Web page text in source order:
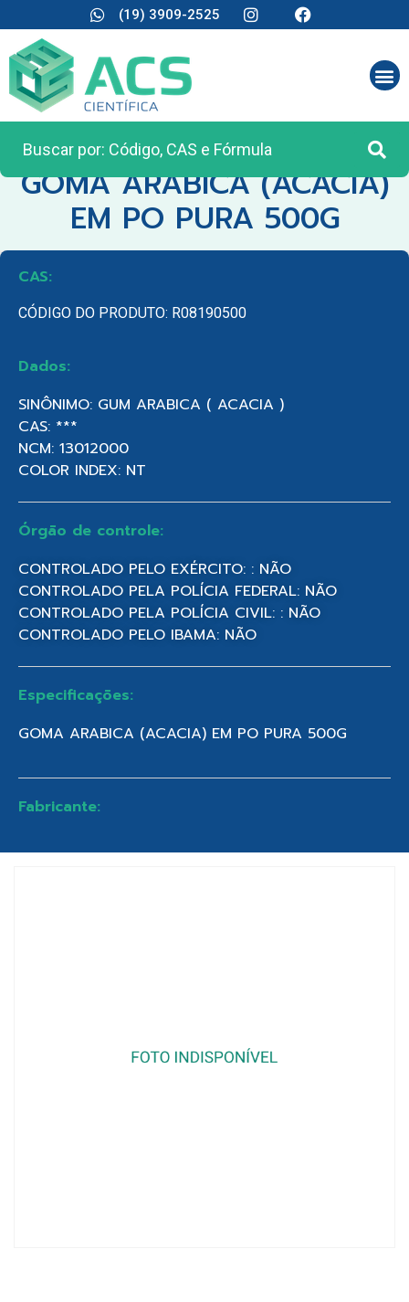
(19) 3909-2525
CATEGORIA:REAGENTES ANALÍTICOS
GOMA ARABICA (ACACIA)
EM PO PURA 500G
CAS:
CÓDIGO DO PRODUTO: R08190500
Dados:
SINÔNIMO: GUM ARABICA ( ACACIA )
CAS: ***
NCM: 13012000
COLOR INDEX: NT
Órgão de controle:
CONTROLADO PELO EXÉRCITO: : NÃO
CONTROLADO PELA POLÍCIA FEDERAL: NÃO
CONTROLADO PELA POLÍCIA CIVIL: : NÃO
CONTROLADO PELO IBAMA: NÃO
Especificações:
GOMA ARABICA (ACACIA) EM PO PURA 500G
Fabricante: